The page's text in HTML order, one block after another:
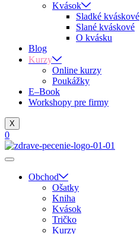
Kvások
Sladké kváskové
Slané kváskové
O kvásku
Blog
Kurzy
Online kurzy
Poukážky
E–Book
Workshopy pre firmy
X
0
Obchod
Ošatky
Kniha
Kvások
Tričko
Kurzy